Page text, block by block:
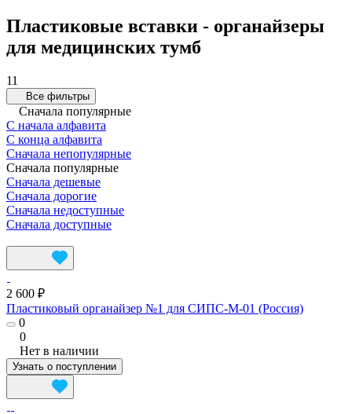
Пластиковые вставки - органайзеры
для медицинских тумб
11
Все фильтры
Сначала популярные
С начала алфавита
С конца алфавита
Сначала непопулярные
Сначала популярные
Сначала дешевые
Сначала дорогие
Сначала недоступные
Сначала доступные
2 600 ₽
Пластиковый органайзер №1 для СИПС-М-01 (Россия)
0
0
Нет в наличии
Узнать о поступлении